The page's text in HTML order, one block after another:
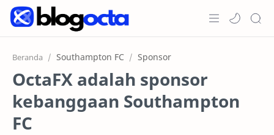
Home
Post
Promosi
Beranda Southampton FC Sponsor
OctaFX adalah sponsor
kebanggaan Southampton
FC